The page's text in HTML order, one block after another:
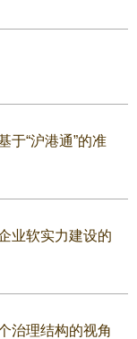
“沪港通”的准
业软实力建设的
治理结构的视角